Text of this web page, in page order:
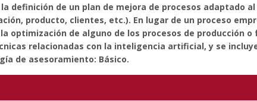
definición de un plan de mejora de procesos adaptado
producto, clientes, etc.). En lugar de un proceso
optimización de alguno de los procesos de producción o
relacionadas con la inteligencia artificial, y se
de asesoramiento: Básico.